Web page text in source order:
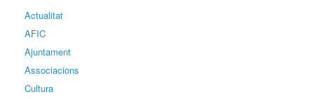
Actualitat
AFIC
Ajuntament
Associacions
Cultura